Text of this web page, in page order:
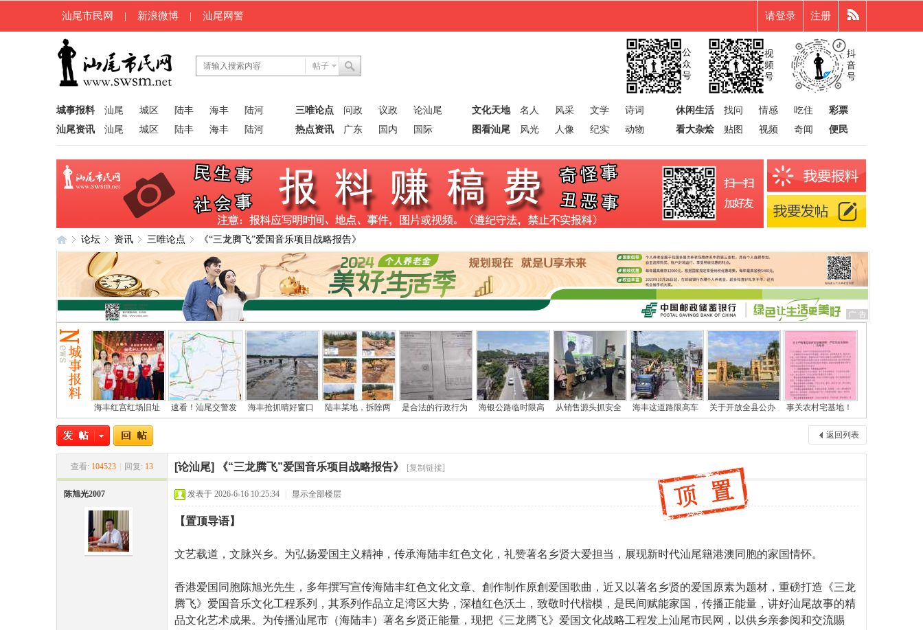
汕尾市民网 | 新浪微博 | 汕尾网警 请登录 注册
帖子
城事报料 汕尾 城区 陆丰 海丰
陆河
汕尾资讯
汕尾 城区 陆丰 海丰 陆河
三唯论点 问政 议政
论汕尾
热点资讯
广东 国内 国际
文化天地 名人 风采 文学
诗词
图看汕尾
风光 人像 纪实 动物
休闲生活 找问 情感 吃住
彩票
看大杂烩
贴图 视频 奇闻 便民
汕
尾
»
论坛
›
资讯
›
三唯论点
›
《“三龙腾飞”爱国音乐项目战略报告》
海丰红宫红场旧址 速看！汕尾交警发 海丰抢抓晴好窗口 陆丰某地，拆除两 是合法的行政行为 海银公路临时限高 从销售源头抓安全 海丰这道路限高车 关于开放全县公办 事关农村宅基地！
返回列表
查看: 104523 回复: 13 [论汕尾] 《“三龙腾飞”爱国音乐项目战略报告》 [复制链接]
陈旭光2007 发表于 2026-6-16 10:25:34 显示全部楼层
【置顶导语】
文艺载道，文脉兴乡。为弘扬爱国主义精神，传承海陆丰红色文化，礼赞著名乡贤大爱担当，展现新时代汕尾籍港澳同胞的家国情怀。
香港爱国同胞陈旭光先生，多年撰写宣传海陆丰红色文化文章、創作制作原創爱国歌曲，近又以著名乡贤的爱国原素为题材，重磅打造《三龙
腾飞》爱国音乐文化工程系列，其系列作品立足湾区大势，深植红色沃土，致敬时代楷模，是民间赋能家国，传播正能量，讲好汕尾故事的精
品文化艺术成果。为传播汕尾市（海陆丰）著名乡贤正能量，现把《三龙腾飞》爱国文化战略工程发上汕尾市民网，以供乡亲参阅和交流賜